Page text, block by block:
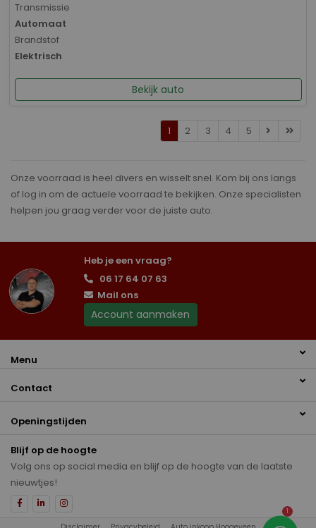
Transmissie
Automaat
Brandstof
Elektrisch
Bekijk auto
1 2 3 4 5
Onze voorraad is heel divers en wisselt snel. Kom bij ons langs
of log in om de actuele voorraad te bekijken. Onze specialisten
helpen jou graag verder voor de juiste auto.
Heb je een vraag?
06 17 64 07 63
Mail ons
Account aanmaken
Menu
Contact
Openingstijden
Blijf op de hoogte
Volg ons op social media en blijf op de hoogte van de laatste
nieuwtjes!
1